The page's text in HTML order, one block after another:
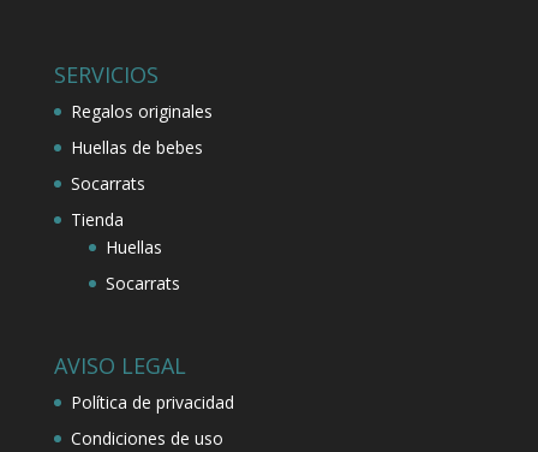
SERVICIOS
Regalos originales
Huellas de bebes
Socarrats
Tienda
Huellas
Socarrats
AVISO LEGAL
Política de privacidad
Condiciones de uso